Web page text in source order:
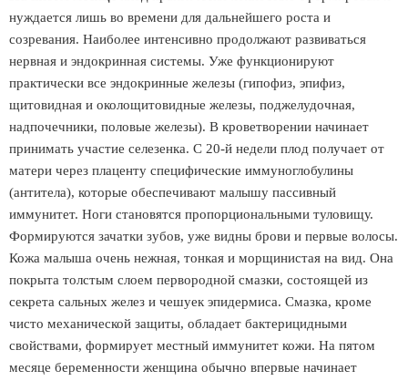
нуждается лишь во времени для дальнейшего роста и
созревания. Наиболее интенсивно продолжают развиваться
нервная и эндокринная системы. Уже функционируют
практически все эндокринные железы (гипофиз, эпифиз,
щитовидная и околощитовидные железы, поджелудочная,
надпочечники, половые железы). В кроветворении начинает
принимать участие селезенка. С 20-й недели плод получает от
матери через плаценту специфические иммуноглобулины
(антитела), которые обеспечивают малышу пассивный
иммунитет. Ноги становятся пропорциональными туловищу.
Формируются зачатки зубов, уже видны брови и первые волосы.
Кожа малыша очень нежная, тонкая и морщинистая на вид. Она
покрыта толстым слоем первородной смазки, состоящей из
секрета сальных желез и чешуек эпидермиса. Смазка, кроме
чисто механической защиты, обладает бактерицидными
свойствами, формирует местный иммунитет кожи. На пятом
месяце беременности женщина обычно впервые начинает